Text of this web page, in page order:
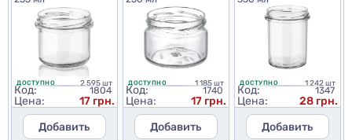
ДОСТУПНО 2 595 шт
Код: 1804
Цена:
17 грн.
Добавить
ДОСТУПНО 1 185 шт
Код: 1740
Цена:
17 грн.
Добавить
ДОСТУПНО 1 242 шт
Код: 1347
Цена:
28 грн.
Добавить